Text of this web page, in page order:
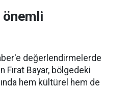
önemli
değerlendirmelerde
Fırat Bayar, bölgedeki
hem kültürel hem de